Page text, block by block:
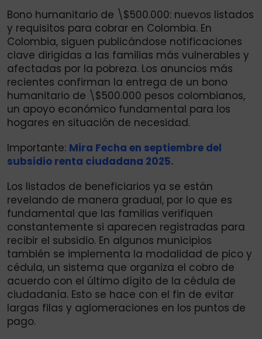
Bono humanitario de \$500.000: nuevos listados
y requisitos para cobrar en Colombia. En
Colombia, siguen publicándose notificaciones
clave dirigidas a las familias más vulnerables y
afectadas por la pobreza. Los anuncios más
recientes confirman la entrega de un bono
humanitario de \$500.000 pesos colombianos,
un apoyo económico fundamental para los
hogares en situación de necesidad.
Importante: Mira Fecha en septiembre del
subsidio renta ciudadana 2025.
Los listados de beneficiarios ya se están
revelando de manera gradual, por lo que es
fundamental que las familias verifiquen
constantemente si aparecen registradas para
recibir el subsidio. En algunos municipios
también se implementa la modalidad de pico y
cédula, un sistema que organiza el cobro de
acuerdo con el último dígito de la cédula de
ciudadanía. Esto se hace con el fin de evitar
largas filas y aglomeraciones en los puntos de
pago.